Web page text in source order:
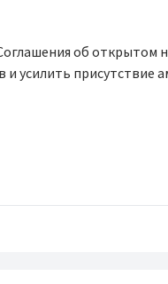
об открытом
усилить присутствие